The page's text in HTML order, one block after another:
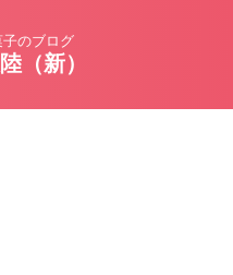
子のブログ
（新）